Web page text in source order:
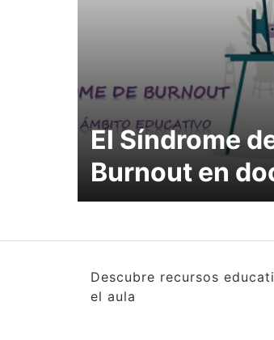
El Síndrome
Burnout en
Descubre recursos
el aula